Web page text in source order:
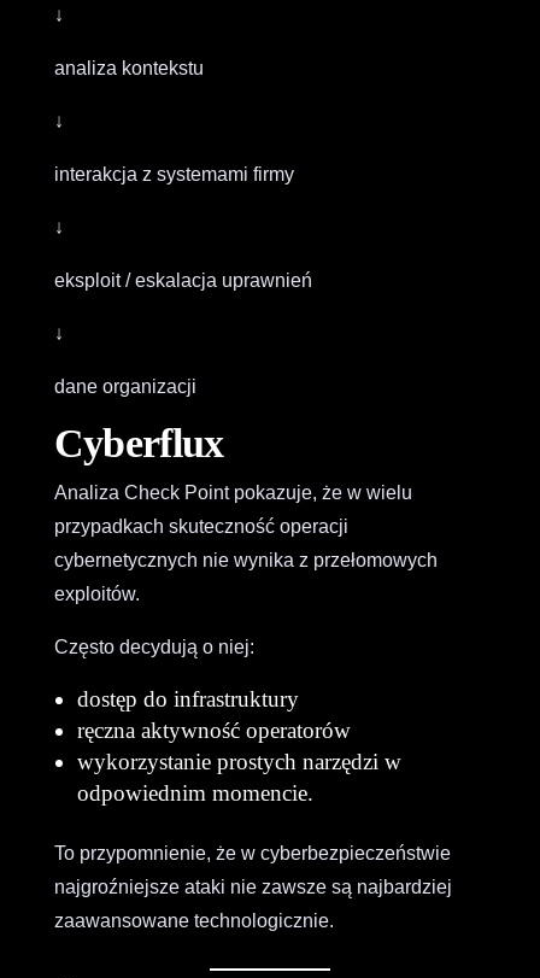
↓
analiza kontekstu
↓
interakcja z systemami firmy
↓
eksploit / eskalacja uprawnień
↓
dane organizacji
Cyberflux
Analiza Check Point pokazuje, że w wielu
przypadkach skuteczność operacji
cybernetycznych nie wynika z przełomowych
exploitów.
Często decydują o niej:
dostęp do infrastruktury
ręczna aktywność operatorów
wykorzystanie prostych narzędzi w
odpowiednim momencie.
To przypomnienie, że w cyberbezpieczeństwie
najgroźniejsze ataki nie zawsze są najbardziej
zaawansowane technologicznie.